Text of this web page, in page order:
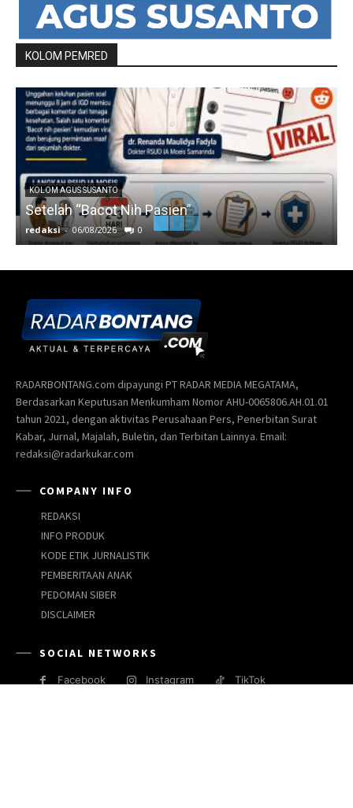
KOLOM PEMRED
KOLOM AGUS SUSANTO
Setelah “Bacot Nih Pasien”
redaksi - 06/08/2026 0
RADARBONTANG.com dipayungi PT RADAR MEDIA MEGATAMA,
Berdasarkan Keputusan Menkumham Nomor AHU-0065806.AH.01.01
tahun 2021, dengan aktivitas Perusahaan Pers, Penerbitan Surat
Kabar, Jurnal, Majalah, Buletin, dan Terbitan Lainnya. Email:
redaksi@radarkukar.com
COMPANY INFO
REDAKSI
INFO PRODUK
KODE ETIK JURNALISTIK
PEMBERITAAN ANAK
PEDOMAN SIBER
DISCLAIMER
SOCIAL NETWORKS
Facebook Instagram TikTok